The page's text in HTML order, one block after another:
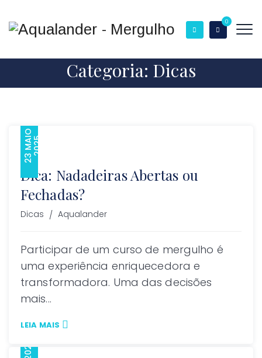
0
Categoria: Dicas
2
3
M
AI
O
2
0
25
Dica: Nadadeiras Abertas ou
Fechadas?
Dicas Author
Aqualander
Participar de um curso de mergulho é
uma experiência enriquecedora e
transformadora. Uma das decisões
mais...
LEIA MAIS